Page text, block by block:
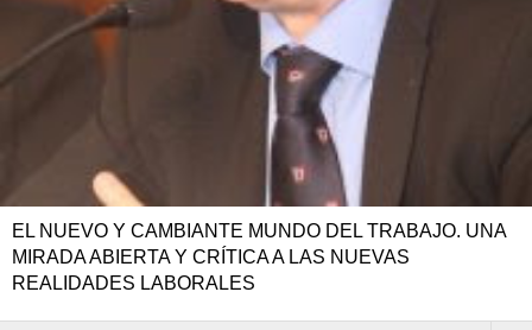
EL NUEVO Y CAMBIANTE MUNDO DEL TRABAJO. UNA
MIRADA ABIERTA Y CRÍTICA A LAS NUEVAS
REALIDADES LABORALES